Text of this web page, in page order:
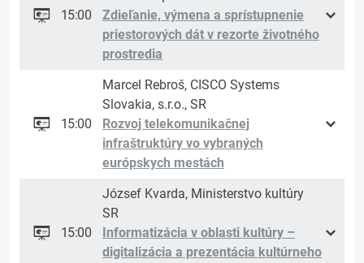
15:00
Zdieľanie, výmena a sprístupnenie
priestorových dát v rezorte životného
prostredia
15:00
Marcel Rebroš, CISCO Systems
Slovakia, s.r.o., SR
Rozvoj telekomunikačnej
infraštruktúry vo vybraných
európskych mestách
15:00
József Kvarda, Ministerstvo kultúry
SR
Informatizácia v oblasti kultúry –
digitalizácia a prezentácia kultúrneho